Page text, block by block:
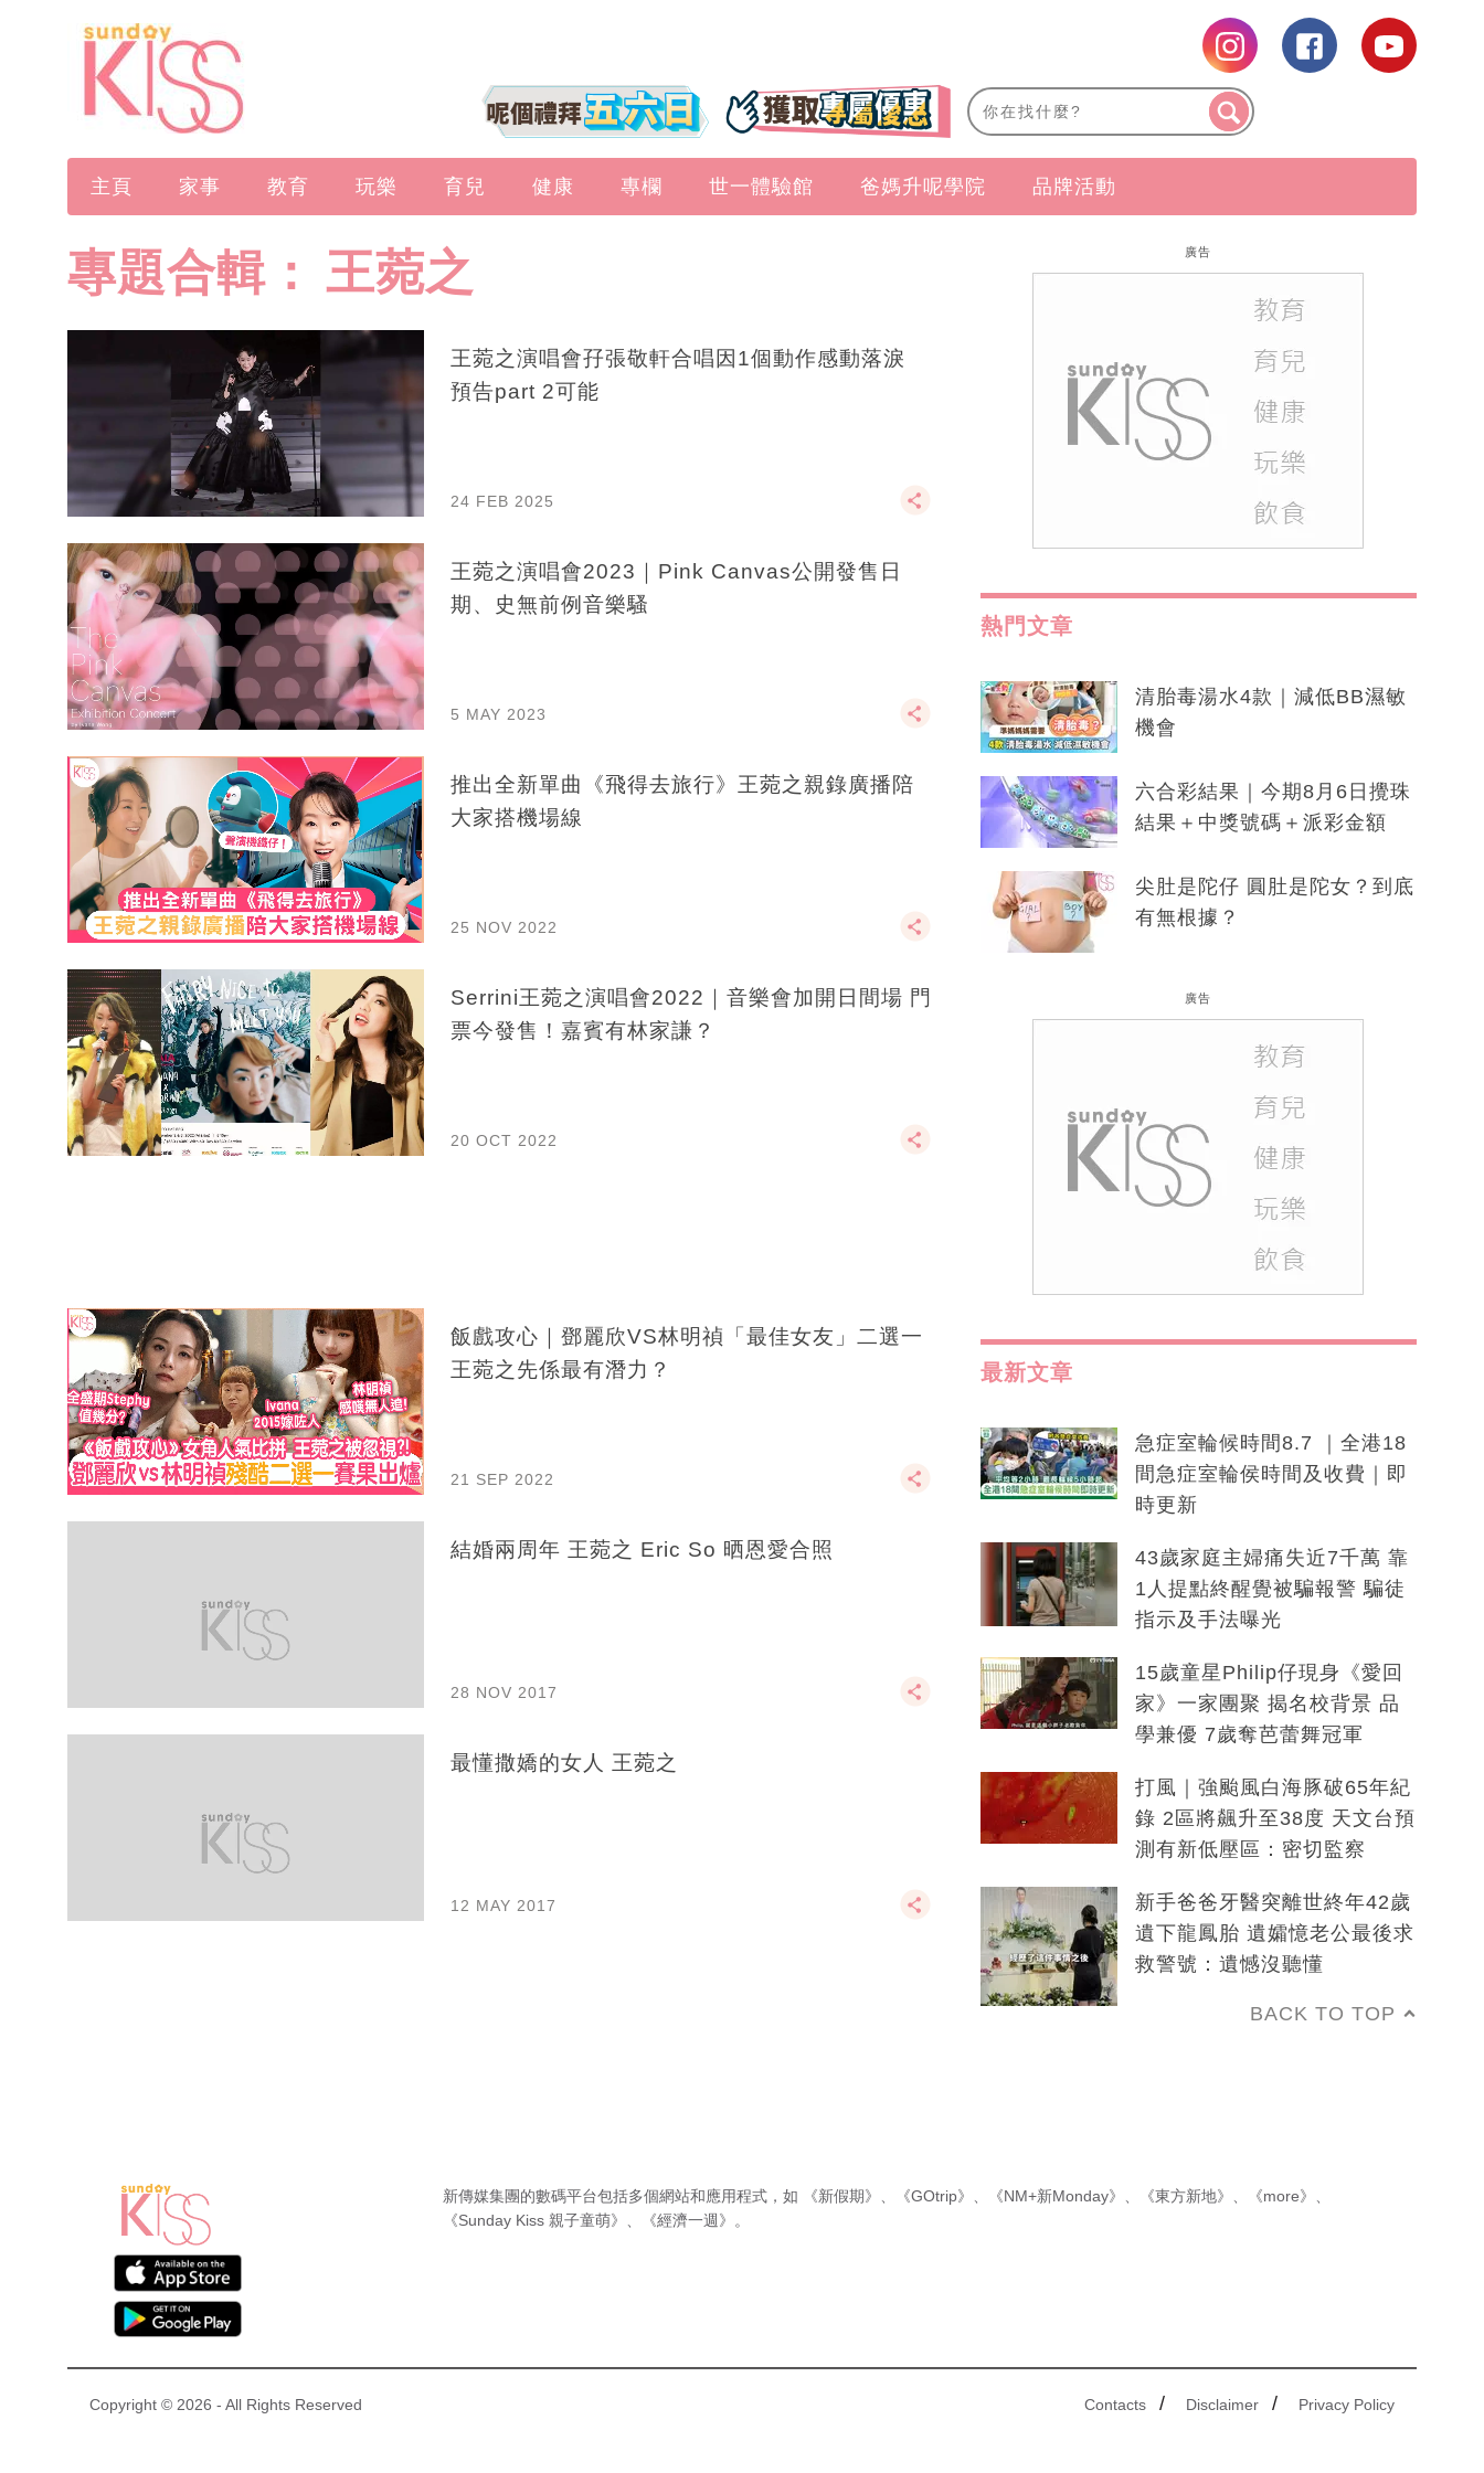
主頁 家事 教育 玩樂 育兒 健康 專欄 世一體驗館 爸媽升呢學院 品牌活動
專題合輯： 王菀之
王菀之演唱會孖張敬軒合唱因1個動作感動落淚
預告part 2可能
24 FEB 2025
王菀之演唱會2023｜Pink Canvas公開發售日
期、史無前例音樂騷
5 MAY 2023
推出全新單曲《飛得去旅行》王菀之親錄廣播陪
大家搭機場線
25 NOV 2022
Serrini王菀之演唱會2022｜音樂會加開日間場 門
票今發售！嘉賓有林家謙？
20 OCT 2022
飯戲攻心｜鄧麗欣VS林明禎「最佳女友」二選一
王菀之先係最有潛力？
21 SEP 2022
結婚兩周年 王菀之 Eric So 晒恩愛合照
28 NOV 2017
最懂撒嬌的女人 王菀之
12 MAY 2017
廣告
熱門文章
清胎毒湯水4款｜減低BB濕敏
機會
六合彩結果｜今期8月6日攪珠
結果＋中獎號碼＋派彩金額
尖肚是陀仔 圓肚是陀女？到底
有無根據？
廣告
最新文章
急症室輪候時間8.7 ｜全港18
間急症室輪侯時間及收費｜即
時更新
43歲家庭主婦痛失近7千萬 靠
1人提點終醒覺被騙報警 騙徒
指示及手法曝光
15歲童星Philip仔現身《愛回
家》一家團聚 揭名校背景 品
學兼優 7歲奪芭蕾舞冠軍
打風｜強颱風白海豚破65年紀
錄 2區將飆升至38度 天文台預
測有新低壓區：密切監察
新手爸爸牙醫突離世終年42歲
遺下龍鳳胎 遺孀憶老公最後求
救警號：遺憾沒聽懂
BACK TO TOP
新傳媒集團的數碼平台包括多個網站和應用程式，如 《新假期》 《GOtrip》 《NM+新Monday》 《東方新地》 《more》
《Sunday Kiss 親子童萌》
《經濟一週》 。
Contacts / Disclaimer / Privacy Policy
Copyright © 2026 - All Rights Reserved